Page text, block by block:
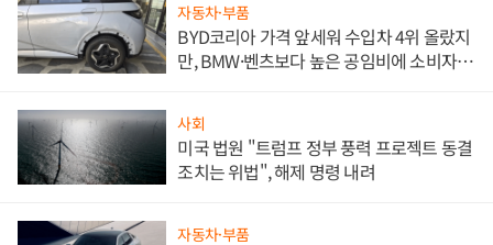
자동차·부품
BYD코리아 가격 앞세워 수입차 4위 올랐지
만, BMW·벤츠보다 높은 공임비에 소비자
사회
미국 법원 "트럼프 정부 풍력 프로젝트 동결
조치는 위법", 해제 명령 내려
자동차·부품